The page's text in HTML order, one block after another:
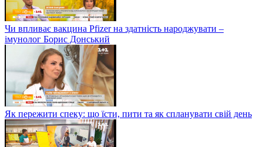
Чи впливає вакцина Pfizer на здатність народжувати –
імунолог Борис Донський
Як пережити спеку: що їсти, пити та як спланувати свій день